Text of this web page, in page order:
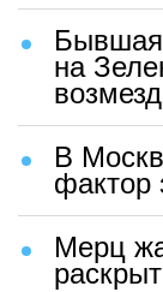
Бывшая
на
В
фактор
Мерц